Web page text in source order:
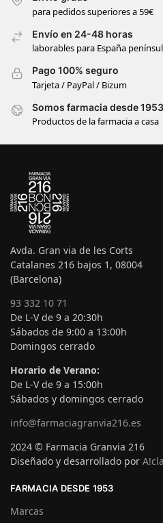
para pedidos superiores a 59€
Envío en 24-48 horas
laborables para España
Pago 100% seguro
Tarjeta / PayPal / Bizum
Somos farmacia desde 1953
Productos de la farmacia a casa
Avda. Gran via de les Corts
Catalanes 216 bajos 1, 08004
(Barcelona)
93 332 10 71
De L-V de 9 a 20:30h
Sábados de 9:00 a 13:00h
Domingos cerrado
Horario de Verano:
De L-V de 9 a 15:00h
Sábados y domingos cerrado
info@farmaciagranvia216.es
2024 © Farmacia Granvia 216
Diseñado y desarrollado por
FARMACIA DESDE 1953
Marcas